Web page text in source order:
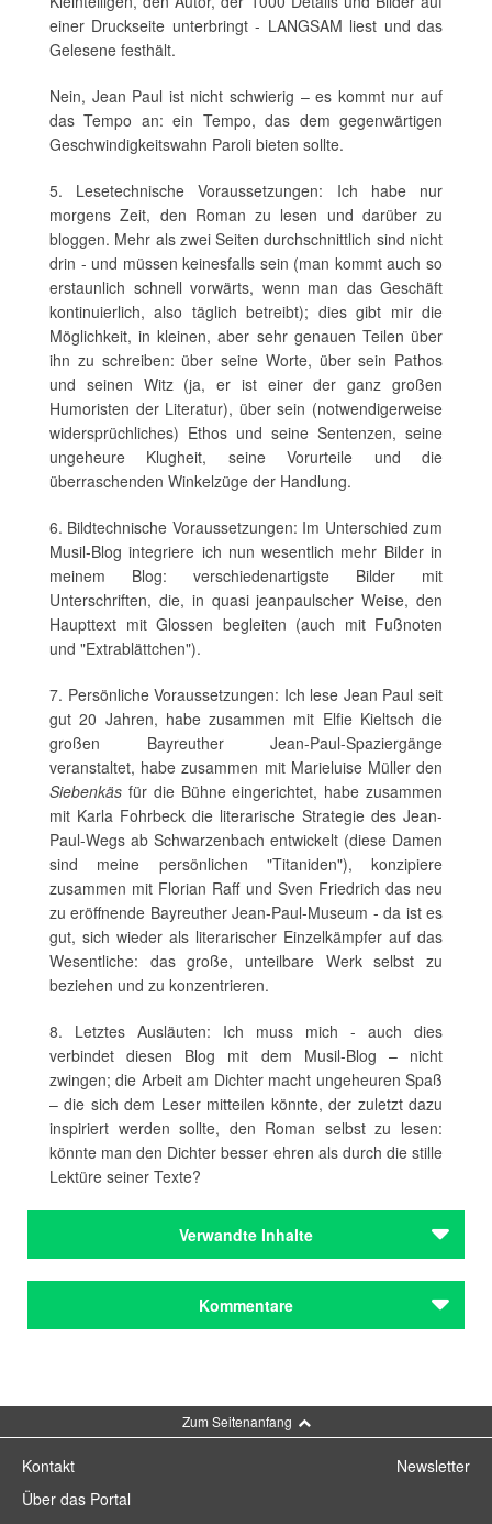
einer Druckseite unterbringt - LANGSAM liest und das
Gelesene festhält.
Nein, Jean Paul ist nicht schwierig – es kommt nur auf
das Tempo an: ein Tempo, das dem gegenwärtigen
Geschwindigkeitswahn Paroli bieten sollte.
5. Lesetechnische Voraussetzungen: Ich habe nur
morgens Zeit, den Roman zu lesen und darüber zu
bloggen. Mehr als zwei Seiten durchschnittlich sind nicht
drin - und müssen keinesfalls sein (man kommt auch so
erstaunlich schnell vorwärts, wenn man das Geschäft
kontinuierlich, also täglich betreibt); dies gibt mir die
Möglichkeit, in kleinen, aber sehr genauen Teilen über
ihn zu schreiben: über seine Worte, über sein Pathos
und seinen Witz (ja, er ist einer der ganz großen
Humoristen der Literatur), über sein (notwendigerweise
widersprüchliches) Ethos und seine Sentenzen, seine
ungeheure Klugheit, seine Vorurteile und die
überraschenden Winkelzüge der Handlung.
6. Bildtechnische Voraussetzungen: Im Unterschied zum
Musil-Blog integriere ich nun wesentlich mehr Bilder in
meinem Blog: verschiedenartigste Bilder mit
Unterschriften, die, in quasi jeanpaulscher Weise, den
Haupttext mit Glossen begleiten (auch mit Fußnoten
und "Extrablättchen").
7. Persönliche Voraussetzungen: Ich lese Jean Paul seit
gut 20 Jahren, habe zusammen mit Elfie Kieltsch die
großen Bayreuther Jean-Paul-Spaziergänge
veranstaltet, habe zusammen mit Marieluise Müller den
Siebenkäs für die Bühne eingerichtet, habe zusammen
mit Karla Fohrbeck die literarische Strategie des Jean-
Paul-Wegs ab Schwarzenbach entwickelt (diese Damen
sind meine persönlichen "Titaniden"), konzipiere
zusammen mit Florian Raff und Sven Friedrich das neu
zu eröffnende Bayreuther Jean-Paul-Museum - da ist es
gut, sich wieder als literarischer Einzelkämpfer auf das
Wesentliche: das große, unteilbare Werk selbst zu
beziehen und zu konzentrieren.
8. Letztes Ausläuten: Ich muss mich - auch dies
verbindet diesen Blog mit dem Musil-Blog – nicht
zwingen; die Arbeit am Dichter macht ungeheuren Spaß
– die sich dem Leser mitteilen könnte, der zuletzt dazu
inspiriert werden sollte, den Roman selbst zu lesen:
könnte man den Dichter besser ehren als durch die stille
Lektüre seiner Texte?
Verwandte Inhalte
Journal
Kommentare
Zum Seitenanfang
Kontakt
Über das Portal
Newsletter